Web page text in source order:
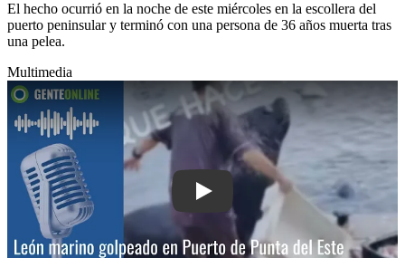
El hecho ocurrió en la noche de este miércoles en la escollera del
puerto peninsular y terminó con una persona de 36 años muerta tras
una pelea.
Multimedia
Play: León marino golpeado en